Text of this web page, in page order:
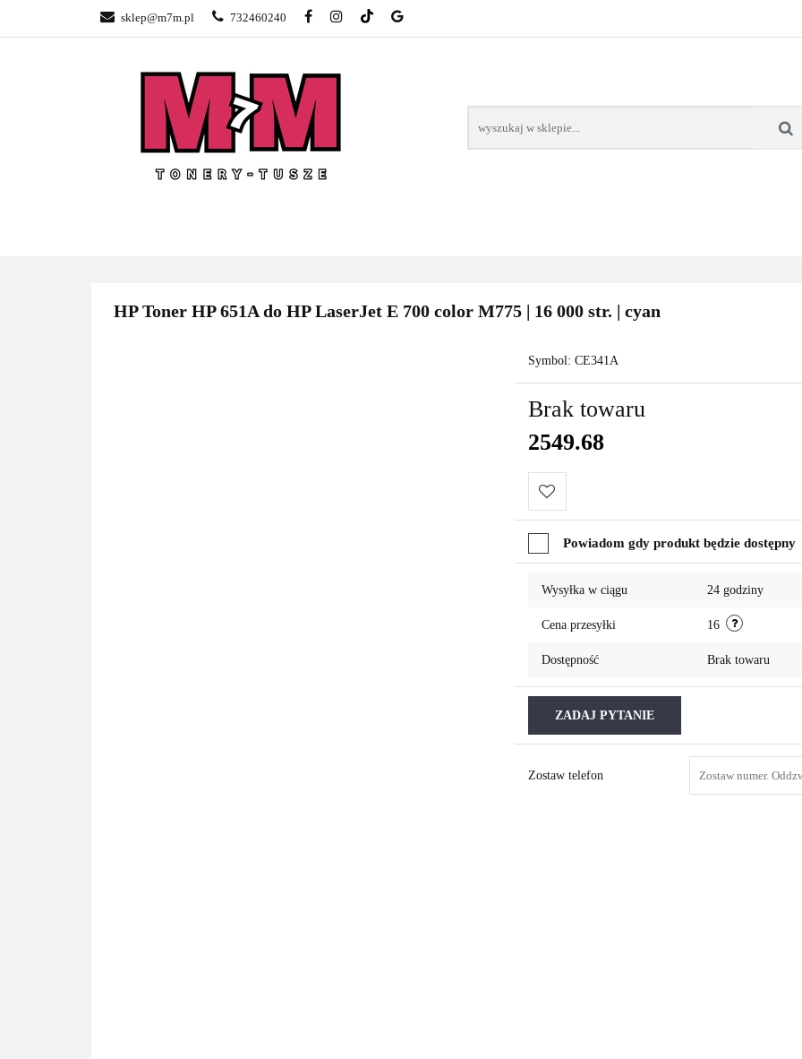
sklep@m7m.pl 732460240SKLEP TONERY POZNAŃ – GŁOGOWSKA
BLOG
HP Toner HP 651A do HP LaserJet E 700 color M775 | 16 000 str. | cyan
Symbol: CE341A
Brak towaru
2549.68
Do
Powiadom gdy produkt będzie dostępny
Wysyłka w ciągu 24 godziny
Cena przesyłki 16
Dostępność Brak towaru
ZADAJ PYTANIE
Zostaw telefon